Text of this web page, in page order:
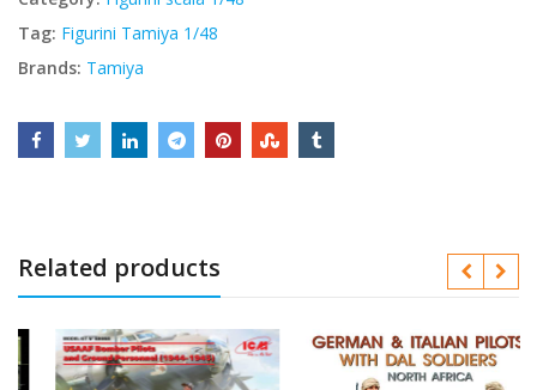
Tag: Figurini Tamiya 1/48
Brands: Tamiya
Related products